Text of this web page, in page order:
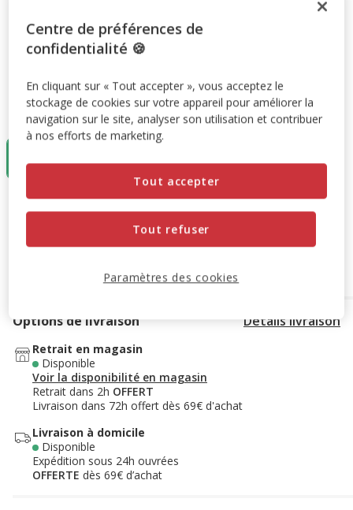
Taille:5m
33.50€
50.50€
Prix 33.50€
33.50€
Options de livraison Détails livraison
Retrait en magasin
Disponible
Voir la disponibilité en magasin
Retrait dans 2h OFFERT
Livraison dans 72h offert dès 69€ d'achat
Livraison à domicile
Disponible
Expédition sous 24h ouvrées
OFFERTE dès 69€ d’achat
Centre de préférences de
confidentialité 🍪
En cliquant sur « Tout accepter », vous acceptez le
stockage de cookies sur votre appareil pour améliorer la
navigation sur le site, analyser son utilisation et contribuer
à nos efforts de marketing.
Tout refuser
Tout accepter
Paramètres des cookies